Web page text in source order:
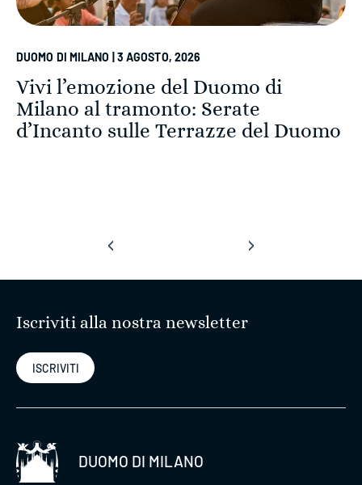
DUOMO DI MILANO | 3 AGOSTO, 2026
Vivi l’emozione del Duomo di
Milano al tramonto: Serate
d’Incanto sulle Terrazze del Duomo
‹ ›
Iscriviti alla nostra newsletter
ISCRIVITI
DUOMO DI MILANO